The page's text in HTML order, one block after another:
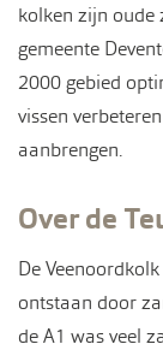
kolken zijn oude
gemeente
2000 gebied
vissen
aanbrengen.
Over de
De
ontstaan door
de A1 was veel